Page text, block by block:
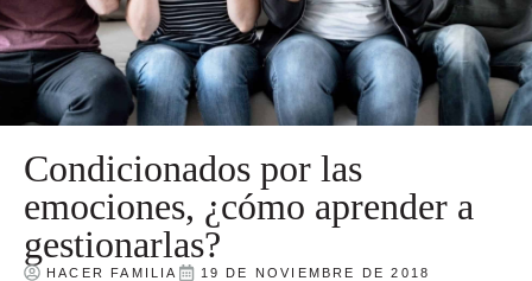
Condicionados por las
emociones, ¿cómo aprender a
gestionarlas?
HACER FAMILIA 19 DE NOVIEMBRE DE 2018